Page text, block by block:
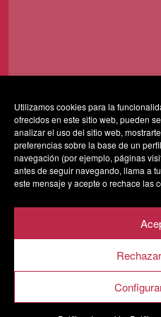
Utilizamos cookies para la
ofrecidos en este sitio web, pueden
analizar el uso del sitio web,
preferencias sobre la base de un
navegación (por ejemplo, páginas
antes de seguir navegando, llama a
este mensaje y acepte o rechace las
Al usar este formulario
gestión de tus datos por
que has leído nuestra
POLÍTICA DE COOKIES
SALA VESTA 2020 ©